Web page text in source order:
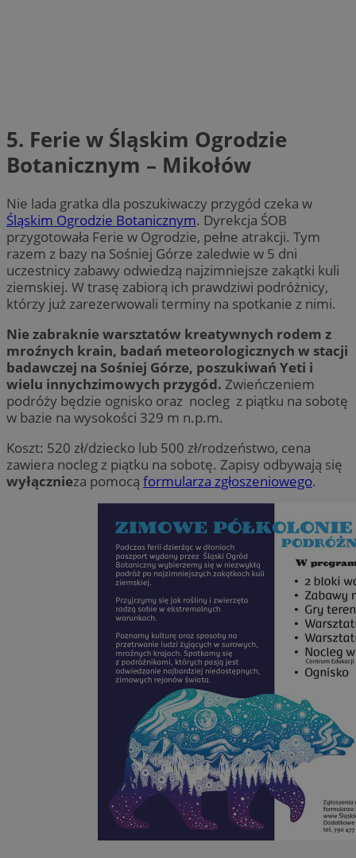
5. Ferie w Śląskim Ogrodzie
Botanicznym – Mikołów
Nie lada gratka dla poszukiwaczy przygód czeka w
Śląskim Ogrodzie Botanicznym. Dyrekcja ŚOB
przygotowała Ferie w Ogrodzie, pełne atrakcji. Tym
razem z bazy na Sośniej Górze zaledwie w 5 dni
uczestnicy zabawy odwiedzą najzimniejsze zakątki kuli
ziemskiej. W trasę zabiorą ich prawdziwi podróżnicy,
którzy już zarezerwowali terminy na spotkanie z nimi.
Nie zabraknie warsztatów kreatywnych rodem z
mroźnych krain, badań meteorologicznych w stacji
badawczej na Sośniej Górze, poszukiwań Yeti i
wielu innychzimowych przygód. Zwieńczeniem
podróży będzie ognisko oraz nocleg z piątku na sobotę
w bazie na wysokości 329 m n.p.m.
Koszt: 520 zł/dziecko lub 500 zł/rodzeństwo, cena
zawiera nocleg z piątku na sobotę. Zapisy odbywają się
wyłącznieza pomocą formularza zgłoszeniowego.